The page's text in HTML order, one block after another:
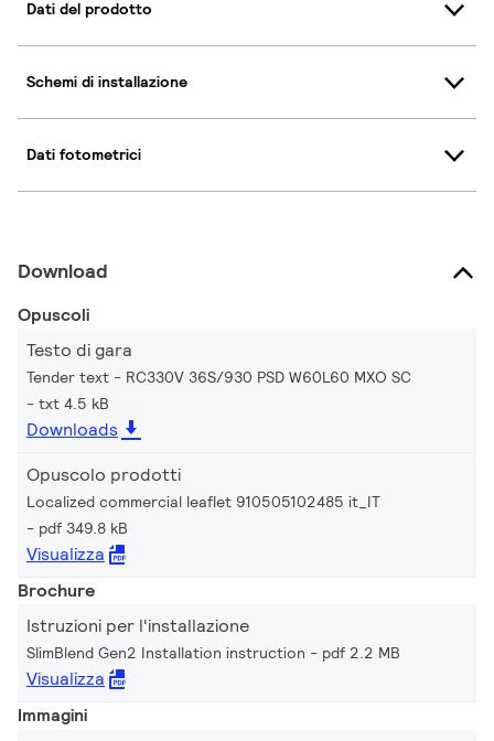
Dati del prodotto
Schemi di installazione
Dati fotometrici
Download
Opuscoli
Testo di gara
Tender text - RC330V 36S/930 PSD W60L60 MXO SC
txt 4.5 kB
Downloads
Opuscolo prodotti
Localized commercial leaflet 910505102485 it_IT
pdf 349.8 kB
Visualizza
Brochure
Istruzioni per l'installazione
SlimBlend Gen2 Installation instruction pdf 2.2 MB
Visualizza
Immagini